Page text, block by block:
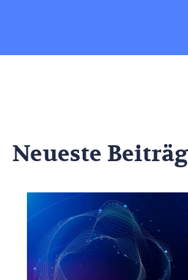
Neueste